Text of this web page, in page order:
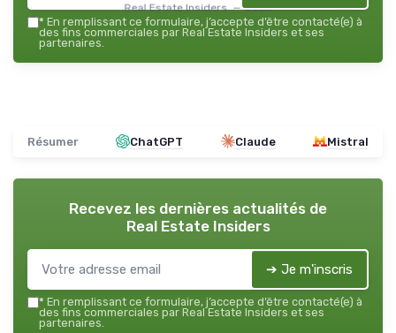
Real Estate Insiders — 2026
* En remplissant ce formulaire, j’accepte d’être contacté(e) à
des fins commerciales par Real Estate Insiders et ses
partenaires.
Résumer ChatGPT Claude Mistral
Recevez les dernières actualités de
Real Estate Insiders
➔ Je m'inscris
* En remplissant ce formulaire, j’accepte d’être contacté(e) à
des fins commerciales par Real Estate Insiders et ses
partenaires.